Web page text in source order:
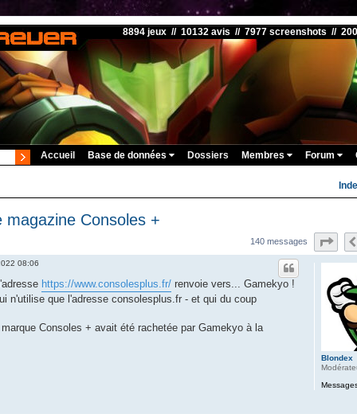
8894 jeux // 10132 avis // 7977 screenshots //
Accueil Base de données Dossiers Membres Forum
magazine Consoles +
140 messages Page
Blondex
08:06
https://www.consolesplus.fr/ renvoie vers... Gamekyo !
n'utilise que l'adresse consolesplus.fr - et qui du coup
Consoles + avait été rachetée par Gamekyo à la